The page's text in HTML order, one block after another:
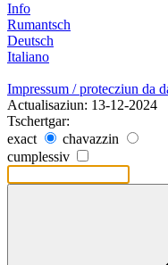
Info
Rumantsch
Deutsch
Italiano
Impressum / protecziun da
Actualisaziun: 13-12-2024
Tschertgar:
exact
chavazzin
cumplessiv